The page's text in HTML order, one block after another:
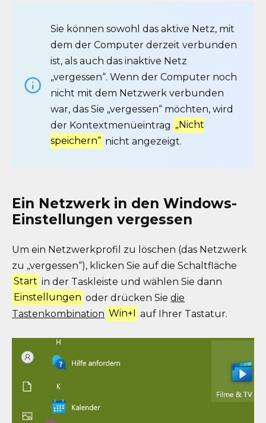
Sie können sowohl das aktive Netz, mit
dem der Computer derzeit verbunden
ist, als auch das inaktive Netz
„vergessen“. Wenn der Computer noch
nicht mit dem Netzwerk verbunden
war, das Sie „vergessen“ möchten, wird
der Kontextmenüeintrag „Nicht
speichern“ nicht angezeigt.
Ein Netzwerk in den Windows-
Einstellungen vergessen
Um ein Netzwerkprofil zu löschen (das Netzwerk
zu „vergessen“), klicken Sie auf die Schaltfläche
Start in der Taskleiste und wählen Sie dann
Einstellungen oder drücken Siedie
Tastenkombination Win+I auf Ihrer Tastatur.